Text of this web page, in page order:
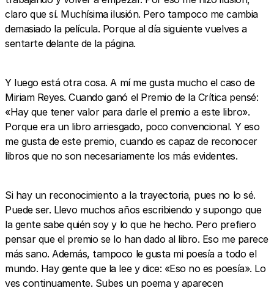
claro que sí. Muchísima ilusión. Pero tampoco me cambia
demasiado la película. Porque al día siguiente vuelves a
sentarte delante de la página.
Y luego está otra cosa. A mí me gusta mucho el caso de
Miriam Reyes. Cuando ganó el Premio de la Crítica pensé:
«Hay que tener valor para darle el premio a este libro».
Porque era un libro arriesgado, poco convencional. Y eso
me gusta de este premio, cuando es capaz de reconocer
libros que no son necesariamente los más evidentes.
Si hay un reconocimiento a la trayectoria, pues no lo sé.
Puede ser. Llevo muchos años escribiendo y supongo que
la gente sabe quién soy y lo que he hecho. Pero prefiero
pensar que el premio se lo han dado al libro. Eso me parece
más sano. Además, tampoco le gusta mi poesía a todo el
mundo. Hay gente que la lee y dice: «Eso no es poesía». Lo
ves continuamente. Subes un poema y aparecen